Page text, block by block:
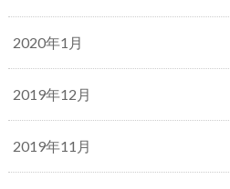
2020年1月
2019年12月
2019年11月